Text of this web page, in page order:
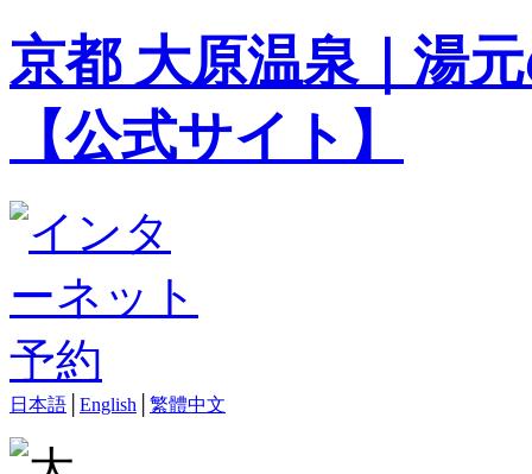
京都 大原温泉｜湯
【公式サイト】
日本語 English 繁體中文